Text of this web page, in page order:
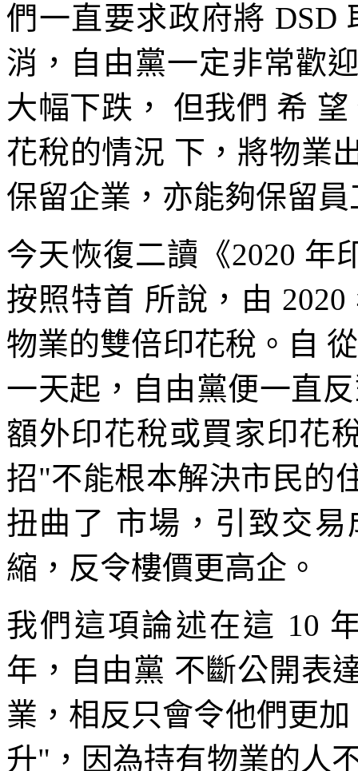
們一直要求政府將 DSD
消，自由黨一定非常歡
大幅下跌， 但我們 希
花稅的情況 下，將物業
保留企業，亦能夠保留員
今天恢復二讀《2020 年
按照特首 所說，由
物業的雙倍印花稅。自
一天起，自由黨便一直
額外印花稅或買家印花
招"不能根本解決市民的
扭曲了 市場，引致交
縮，反令樓價更高企。
我們這項論述在這 10
年，自由黨 不斷公開表
業，相反只會令他們更
升"，因為持有物業的人